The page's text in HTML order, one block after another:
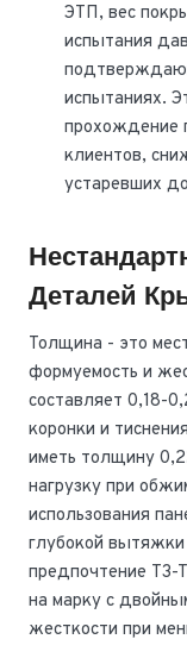
ЭТП, вес
испытания
испытаниях.
прохождение
клиентов,
устаревших
Деталей
Толщина - это
формуемость и
составляет 0,18-
коронки и
иметь толщину
нагрузку при
использования
глубокой
предпочтение
на марку с
жесткости при